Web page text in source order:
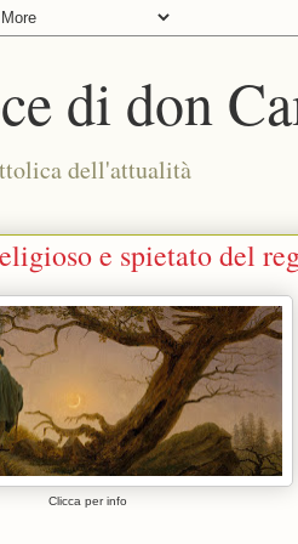
di don
dell'attualità
e spietato del
Clicca per info